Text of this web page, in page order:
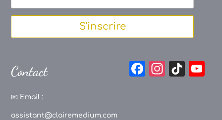
S'inscrire
Contact
📧 Email :
assistant@clairemedium.com
F
In
Ti